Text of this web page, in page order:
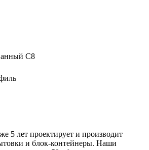
С8
5 лет проектирует и производит
и блок-контейнеры. Наши